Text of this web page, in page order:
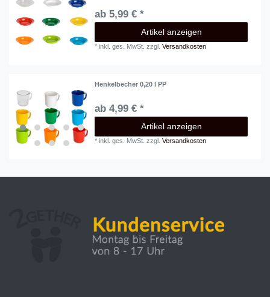
ab 5,99 € *
Artikel anzeigen
*inkl. ges. MwSt. zzgl.Versandkosten
Henkelbecher 0,20 l PP
ab 4,99 € *
Artikel anzeigen
*inkl. ges. MwSt. zzgl.Versandkosten